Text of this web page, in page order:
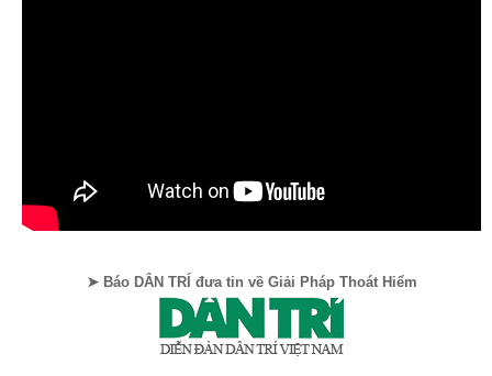
➤ Báo DÂN TRÍ đưa tin về Giải Pháp Thoát Hiểm